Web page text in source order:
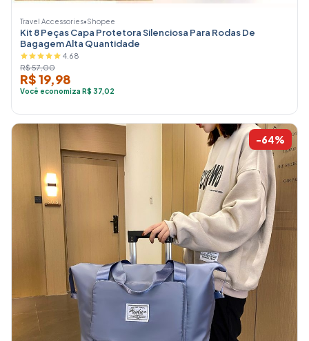
Travel Accessories•Shopee
Kit 8 Peças Capa Protetora Silenciosa Para Rodas De
Bagagem Alta Quantidade
4.68
R$ 57,00
R$ 19,98
Você economiza R$ 37,02
-64%